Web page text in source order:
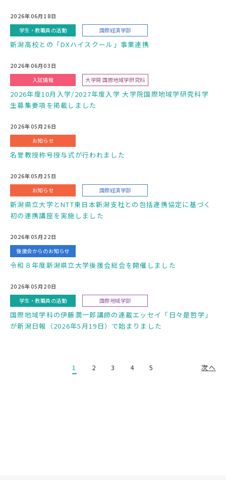
2026年06月18日
学生・教職員の活動
国際経済学部
新潟高校との「DXハイスクール」事業連携
2026年06月03日
入試情報
大学院 国際地域学研究科
2026年度10月入学/2027年度入学 大学院国際地域学研究科学
生募集要項を掲載しました
2026年05月26日
お知らせ
名誉教授称号授与式が行われました
2026年05月25日
お知らせ
国際経済学部
新潟県立大学とNTT東日本新潟支社との包括連携協定に基づく
初の連携講座を実施しました
2026年05月22日
後援会からのお知らせ
令和８年度新潟県立大学後援会総会を開催しました
2026年05月20日
学生・教職員の活動
国際地域学部
国際地域学科の伊藤潤一郎講師の連載エッセイ「日々是哲学」
が新潟日報（2026年5月19日）で始まりました
1 2 3 4 5 次へ